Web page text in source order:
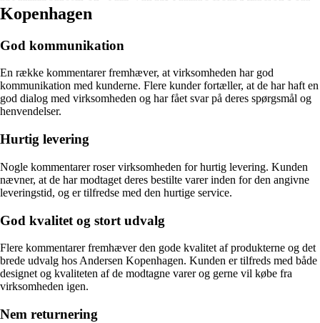
Kopenhagen
God kommunikation
En række kommentarer fremhæver, at virksomheden har god
kommunikation med kunderne. Flere kunder fortæller, at de har haft en
god dialog med virksomheden og har fået svar på deres spørgsmål og
henvendelser.
Hurtig levering
Nogle kommentarer roser virksomheden for hurtig levering. Kunden
nævner, at de har modtaget deres bestilte varer inden for den angivne
leveringstid, og er tilfredse med den hurtige service.
God kvalitet og stort udvalg
Flere kommentarer fremhæver den gode kvalitet af produkterne og det
brede udvalg hos Andersen Kopenhagen. Kunden er tilfreds med både
designet og kvaliteten af de modtagne varer og gerne vil købe fra
virksomheden igen.
Nem returnering